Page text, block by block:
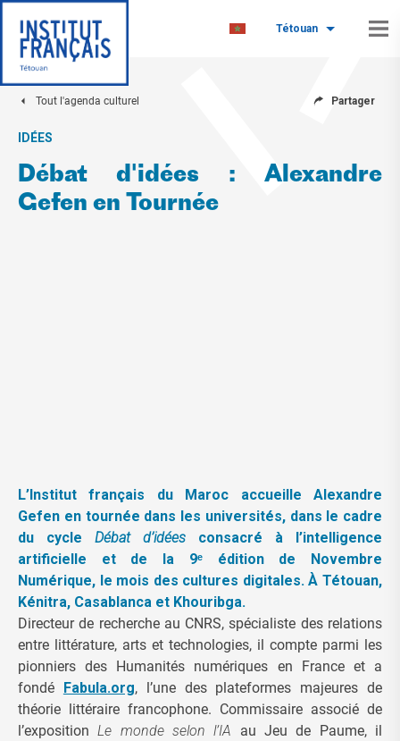
Tétouan
Tout l'agenda culturel Partager
IDÉES
Débat d'idées : Alexandre
Gefen en Tournée
L’Institut français du Maroc accueille Alexandre
Gefen en tournée dans les universités, dans le cadre
du cycle Débat d’idées consacré à l’intelligence
artificielle et de la 9ᵉ édition de Novembre
Numérique, le mois des cultures digitales. À Tétouan,
Kénitra, Casablanca et Khouribga.
Directeur de recherche au CNRS, spécialiste des relations
entre littérature, arts et technologies, il compte parmi les
pionniers des Humanités numériques en France et a
fondé
Fabula.org, l’une des plateformes majeures de
théorie littéraire francophone. Commissaire associé de
l’expositionLe monde selon l’IA au Jeu de Paume, il